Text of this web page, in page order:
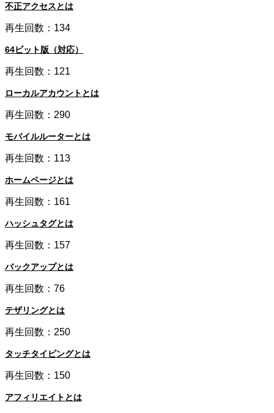
不正アクセスとは
再生回数：134
64ビット版（対応）
再生回数：121
ローカルアカウントとは
再生回数：290
モバイルルーターとは
再生回数：113
ホームページとは
再生回数：161
ハッシュタグとは
再生回数：157
バックアップとは
再生回数：76
テザリングとは
再生回数：250
タッチタイピングとは
再生回数：150
アフィリエイトとは